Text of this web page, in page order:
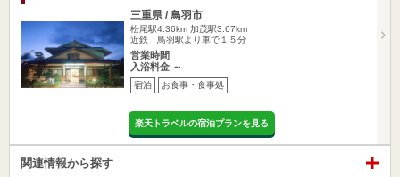
三重県 / 鳥羽市
松尾駅4.36km 加茂駅3.67km
近鉄 鳥羽駅より車で１５分
営業時間
入浴料金 ～
宿泊 お食事・食事処
楽天トラベルの宿泊プランを見る
関連情報から探す